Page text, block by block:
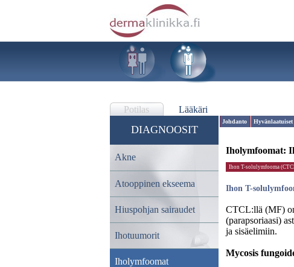
Potilas Lääkäri
DIAGNOOSIT
Akne
Atooppinen ekseema
Hiuspohjan sairaudet
Ihotuumorit
Iholymfoomat
Johdanto Hyvänlaatuiset
Iholymfoomat:
Ihon T-solulymfooma
Ihon T-
CTCL:llä (MF)
(parapsoriaasi)
ja sisäelimiin.
Mycosis